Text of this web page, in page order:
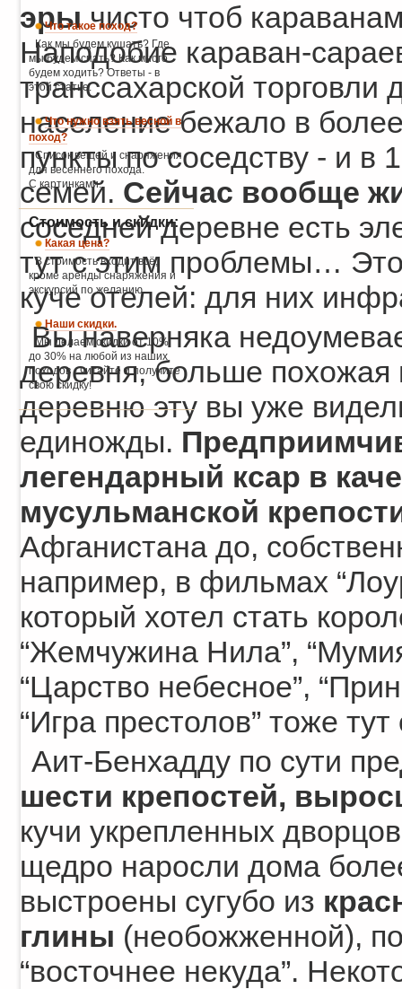
эрычисто чтоб
Наподобие караван-
транссахарской торговли
население бежало в
пункты по соседству - и в
семей. Сейчас вообще
соседней деревне есть
тут с этим проблемы…
куче отелей: для них
Вы наверняка
деревня, больше похожая
деревню эту вы уже
единожды.
легендарный ксар в
мусульманской
Афганистана до,
например, в фильмах
который хотел стать
“Жемчужина Нила”,
“Царство небесное”,
“Игра престолов” тоже
Аит-Бенхадду по сути
шести крепостей,
кучи укрепленных
щедро наросли дома
выстроены сугубо из
глины (необожженной),
“восточнее некуда”.
Что такое поход?
Как мы будем кушать? Где
мы будем спать? Как много
будем ходить? Ответы - в
этой статье.
Что нужно взять весной в
поход?
Список вещей и снаряжения
для весеннего похода.
С картинками.
Стоимость и скидки:
Какая цена?
В стоимость входит всё,
кроме аренды снаряжения и
экскурсий по желанию.
Наши скидки.
Мы делаем скидки от 10%
до 30% на любой из наших
походов - читайте и получите
свою скидку!